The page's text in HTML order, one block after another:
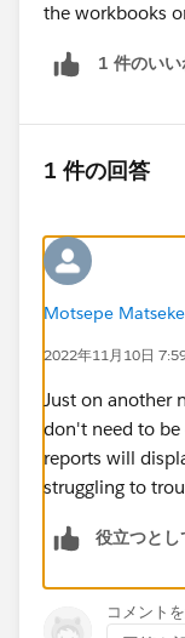
the workbooks
1 件のい
1 件の回答
Motsepe
2022年11月10日
Just on another
don't need to
reports will
struggling to
役立つとし
コメント